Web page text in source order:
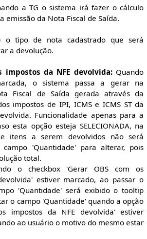
a TG o sistema irá fazer o cálculo
emissão da Nota Fiscal de Saída.
tipo de nota cadastrado que será
a devolução.
impostos da NFE devolvida: Quando
o sistema passa a gerar na
Fiscal de Saída gerada através da
impostos de IPI, ICMS e ICMS ST da
Funcionalidade apenas para a
esta opção esteja SELECIONADA, na
itens a serem devolvidos não será
campo 'Quantidade' para alterar, pois
total.
o checkbox 'Gerar OBS com os
estiver marcado, ao passar o
'Quantidade' será exibido o tooltip
o campo 'Quantidade' quando a opção
impostos da NFE devolvida' estiver
ao usuário o motivo do mesmo estar